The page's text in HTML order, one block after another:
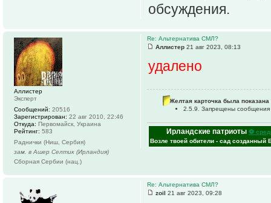
обсуждения.
Re: Альтернатива СМЛ?
Аллистер 21 авг 2023, 08:13
удалено
Желтая карточка была показана
2.5.9. Запрещены
Ирландские патриоты ⚽
Возле твоей обители - сад созданный
Аллистер
Эксперт
Сообщений: 20516
Зарегистрирован: 22 авг 2010, 22:46
Откуда: Первомайск, Украина
Рейтинг: 583
Раднички (Ниш, Сербия)
зам. в Ашер Селтик (Ирландия)
Сборная Сербии (нац.)
Re: Альтернатива СМЛ?
zoil 21 авг 2023, 09:28